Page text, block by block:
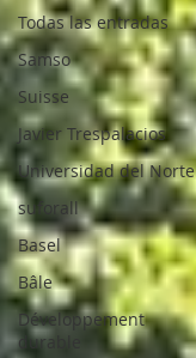
Todas las entradas
Samso
Suisse
Javier Trespalacios
Universidad del Norte
suforall
Basel
Bâle
Développement
durable